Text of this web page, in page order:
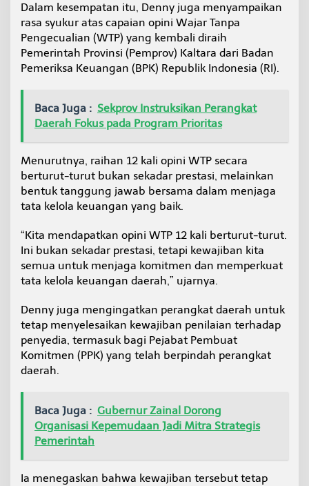
Dalam kesempatan itu, Denny juga menyampaikan
rasa syukur atas capaian opini Wajar Tanpa
Pengecualian (WTP) yang kembali diraih
Pemerintah Provinsi (Pemprov) Kaltara dari Badan
Pemeriksa Keuangan (BPK) Republik Indonesia (RI).
Baca Juga : Sekprov Instruksikan Perangkat
Daerah Fokus pada Program Prioritas
Menurutnya, raihan 12 kali opini WTP secara
berturut-turut bukan sekadar prestasi, melainkan
bentuk tanggung jawab bersama dalam menjaga
tata kelola keuangan yang baik.
“Kita mendapatkan opini WTP 12 kali berturut-turut.
Ini bukan sekadar prestasi, tetapi kewajiban kita
semua untuk menjaga komitmen dan memperkuat
tata kelola keuangan daerah,” ujarnya.
Denny juga mengingatkan perangkat daerah untuk
tetap menyelesaikan kewajiban penilaian terhadap
penyedia, termasuk bagi Pejabat Pembuat
Komitmen (PPK) yang telah berpindah perangkat
daerah.
Baca Juga : Gubernur Zainal Dorong
Organisasi Kepemudaan Jadi Mitra Strategis
Pemerintah
Ia menegaskan bahwa kewajiban tersebut tetap